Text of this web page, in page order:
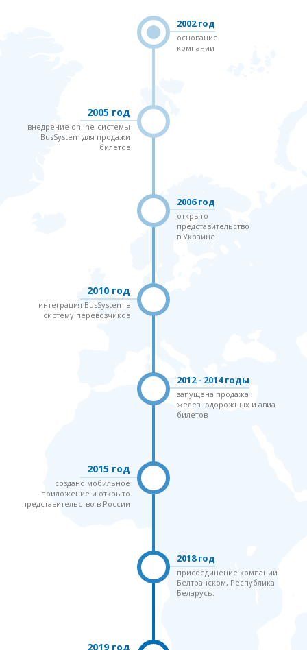
2002 год
основание
компании
2005 год
внедрение online-системы
BusSystem для продажи
билетов
2006 год
открыто
представительство
в Украине
2010 год
интеграция BusSystem в
систему перевозчиков
2012 - 2014 годы
запущена продажа
железнодорожных и авиа
билетов
2015 год
создано мобильное
приложение и открыто
представительство в России
2018 год
присоединение компании
Белтранском, Республика
Беларусь.
2019 год